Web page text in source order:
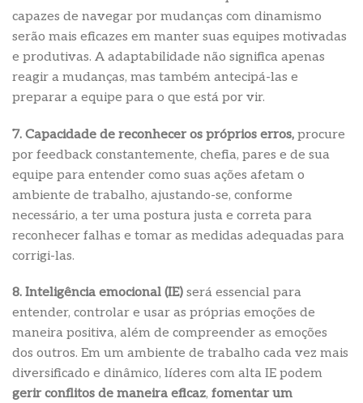
capazes de navegar por mudanças com dinamismo
serão mais eficazes em manter suas equipes motivadas
e produtivas. A adaptabilidade não significa apenas
reagir a mudanças, mas também antecipá-las e
preparar a equipe para o que está por vir.
7. Capacidade de reconhecer os próprios erros, procure
por feedback constantemente, chefia, pares e de sua
equipe para entender como suas ações afetam o
ambiente de trabalho, ajustando-se, conforme
necessário, a ter uma postura justa e correta para
reconhecer falhas e tomar as medidas adequadas para
corrigi-las.
8. Inteligência emocional (IE) será essencial para
entender, controlar e usar as próprias emoções de
maneira positiva, além de compreender as emoções
dos outros. Em um ambiente de trabalho cada vez mais
diversificado e dinâmico, líderes com alta IE podem
gerir conflitos de maneira eficaz, fomentar um